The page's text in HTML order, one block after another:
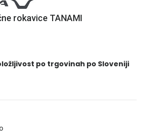
rokavice TANAMI
po trgovinah po Sloveniji